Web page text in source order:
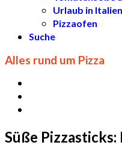
Urlaub in Italien
Pizzaofen
Suche
Alles rund um Pizza
Süße Pizzasticks: